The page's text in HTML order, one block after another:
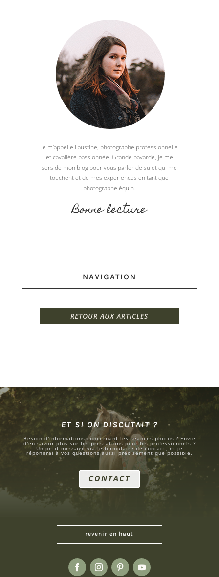
Je m'appelle Faustine, photographe professionnelle
et cavalière passionnée. Grande bavarde, je me
sers de mon blog pour vous parler de sujet qui me
touchent et de mes expériences en tant que
photographe équin.
Bonne lecture
NAVIGATION
RETOUR AUX ARTICLES
ET SI ON DISCUTAIT ?
Besoin d'informations concernant les séances photos ? Envie
d'en savoir plus sur les prestations pour les professionnels ?
Un petit message via le formulaire de contact, et je
répondrai à vos questions aussi précisément que possible.
CONTACT
revenir en haut